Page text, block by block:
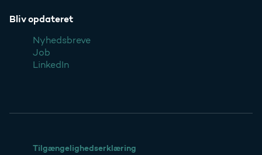
Bliv opdateret
Nyhedsbreve
Job
LinkedIn
Tilgængelighedserklæring